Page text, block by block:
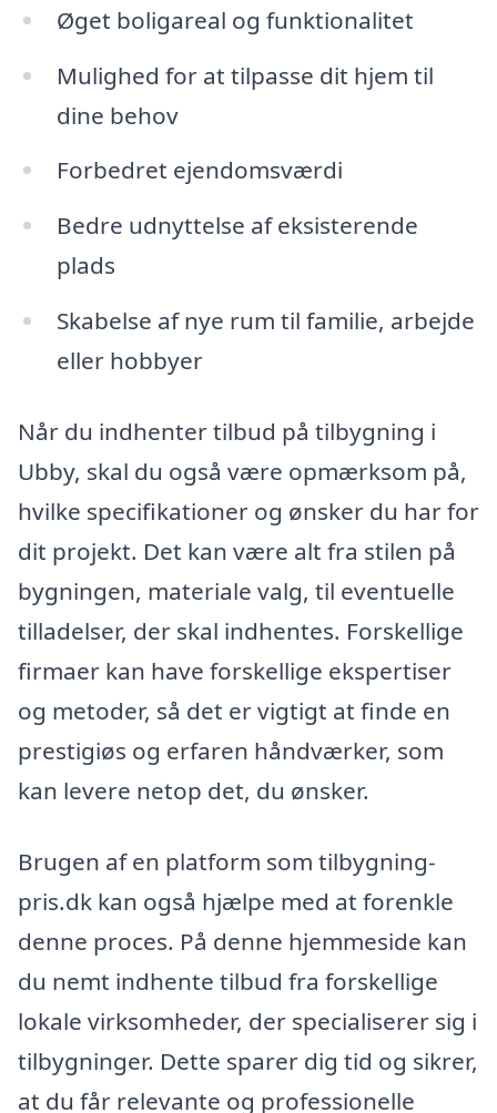
Øget boligareal og funktionalitet
Mulighed for at tilpasse dit hjem til
dine behov
Forbedret ejendomsværdi
Bedre udnyttelse af eksisterende
plads
Skabelse af nye rum til familie, arbejde
eller hobbyer
Når du indhenter tilbud på tilbygning i
Ubby, skal du også være opmærksom på,
hvilke specifikationer og ønsker du har for
dit projekt. Det kan være alt fra stilen på
bygningen, materiale valg, til eventuelle
tilladelser, der skal indhentes. Forskellige
firmaer kan have forskellige ekspertiser
og metoder, så det er vigtigt at finde en
prestigiøs og erfaren håndværker, som
kan levere netop det, du ønsker.
Brugen af en platform som tilbygning-
pris.dk kan også hjælpe med at forenkle
denne proces. På denne hjemmeside kan
du nemt indhente tilbud fra forskellige
lokale virksomheder, der specialiserer sig i
tilbygninger. Dette sparer dig tid og sikrer,
at du får relevante og professionelle